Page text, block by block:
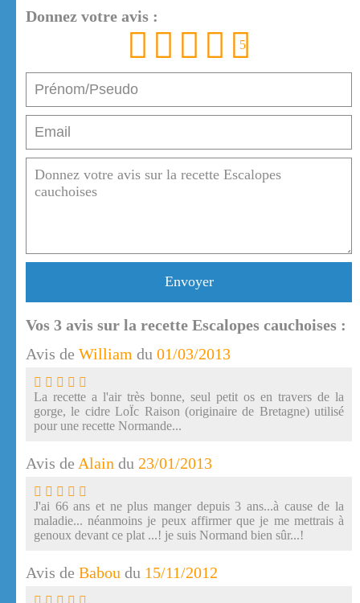
Donnez votre avis :
5
Envoyer
Vos 3 avis sur la recette Escalopes cauchoises :
Avis de William du 01/03/2013
La recette a l'air très bonne, seul petit os en travers de la
gorge, le cidre LoÏc Raison (originaire de Bretagne) utilisé
pour une recette Normande...
Avis de Alain du 23/01/2013
J'ai 66 ans et ne plus manger depuis 3 ans...à cause de la
maladie... néanmoins je peux affirmer que je me mettrais à
genoux devant ce plat ...! je suis Normand bien sûr...!
Avis de Babou du 15/11/2012